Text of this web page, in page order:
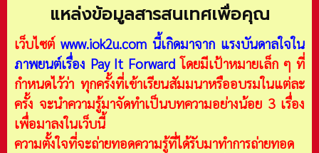
แหล่งข้อมูลสารสนเทศเพื่อคุณ
เว็บไซต์ www.iok2u.com นี้เกิดมาจาก แรงบันดาลใจใน
ภาพยนต์เรื่อง Pay It Forward โดยมีเป้าหมายเล็ก ๆ ที่
กำหนดไว้ว่า ทุกครั้งที่เข้าเรียนสัมมนาหรืออบรมในแต่ละ
ครั้ง จะนำความรู้มาจัดทำเป็นบทความอย่างน้อย 3 เรื่อง
เพื่อมาลงในเว็บนี้
ความตั้งใจที่จะถ่ายทอดความรู้ที่ได้รับมาทำการถ่ายทอด